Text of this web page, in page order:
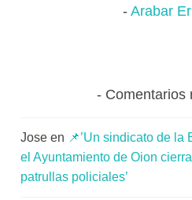
Arabar
Comentarios
Jose en 📌’Un sindicato de
el Ayuntamiento de Oion
patrullas policiales’